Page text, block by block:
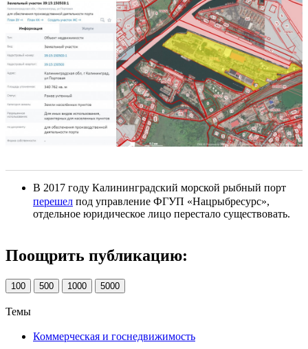
В 2017 году Калининградский морской рыбный порт
перешел под управление ФГУП «Нацрыбресурс»,
отдельное юридическое лицо перестало существовать.
Поощрить публикацию:
100 500 1000 5000
Темы
Коммерческая и госнедвижимость